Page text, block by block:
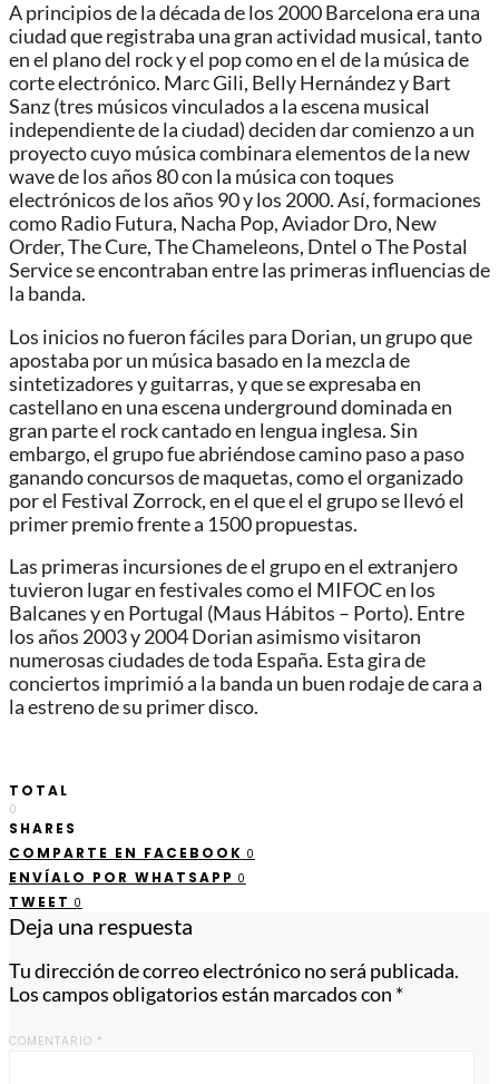
A principios de la década de los 2000 Barcelona era una
ciudad que registraba una gran actividad musical, tanto
en el plano del rock y el pop como en el de la música de
corte electrónico. Marc Gili, Belly Hernández y Bart
Sanz (tres músicos vinculados a la escena musical
independiente de la ciudad) deciden dar comienzo a un
proyecto cuyo música combinara elementos de la new
wave de los años 80 con la música con toques
electrónicos de los años 90 y los 2000. Así, formaciones
como Radio Futura, Nacha Pop, Aviador Dro, New
Order, The Cure, The Chameleons, Dntel o The Postal
Service se encontraban entre las primeras influencias de
la banda.
Los inicios no fueron fáciles para Dorian, un grupo que
apostaba por un música basado en la mezcla de
sintetizadores y guitarras, y que se expresaba en
castellano en una escena underground dominada en
gran parte el rock cantado en lengua inglesa. Sin
embargo, el grupo fue abriéndose camino paso a paso
ganando concursos de maquetas, como el organizado
por el Festival Zorrock, en el que el el grupo se llevó el
primer premio frente a 1500 propuestas.
Las primeras incursiones de el grupo en el extranjero
tuvieron lugar en festivales como el MIFOC en los
Balcanes y en Portugal (Maus Hábitos – Porto). Entre
los años 2003 y 2004 Dorian asimismo visitaron
numerosas ciudades de toda España. Esta gira de
conciertos imprimió a la banda un buen rodaje de cara a
la estreno de su primer disco.
TOTAL
0
SHARES
COMPARTE EN FACEBOOK 0
ENVÍALO POR WHATSAPP 0
TWEET 0
Deja una respuesta
Tu dirección de correo electrónico no será publicada.
Los campos obligatorios están marcados con *
COMENTARIO *